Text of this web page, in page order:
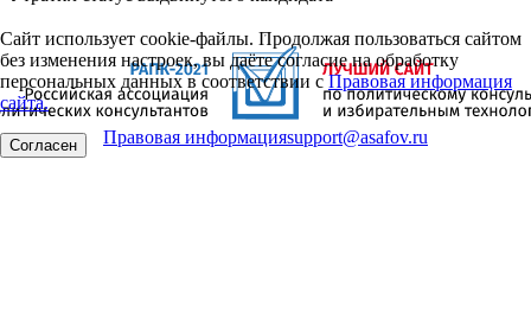
Сайт использует cookie-файлы. Продолжая пользоваться сайтом
без изменения настроек, вы даёте согласие на обработку
персональных данных в соответствии сПравовая информация
сайта.
Согласен Правовая информацияsupport@asafov.ru